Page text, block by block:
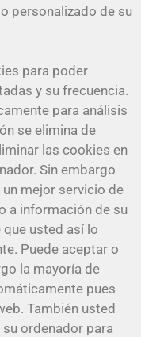
personalizado de su
para poder
y su frecuencia.
para análisis
se elimina de
las cookies en
Sin embargo
mejor servicio de
a información de su
usted así lo
Puede aceptar o
la mayoría de
pues
También usted
ordenador para